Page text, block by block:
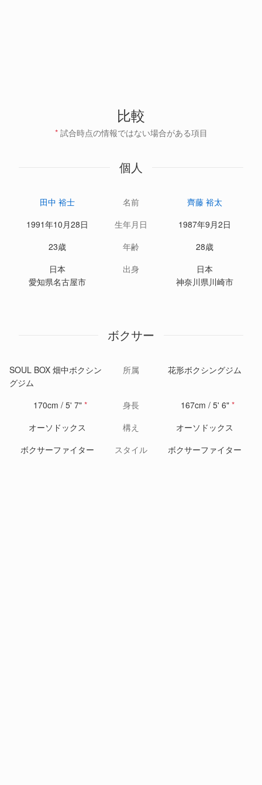
比較
* 試合時点の情報ではない場合がある項目
個人
田中 裕士 名前
齊藤 裕太
1991年10月28日
生年月日
1987年9月2日
23歳
年齢
28歳
日本
愛知県名古屋市
出身
日本
神奈川県川崎市
ボクサー
SOUL BOX 畑中ボクシン
グジム
所属 花形ボクシングジム
170cm / 5' 7" * 身長 167cm / 5' 6" *
オーソドックス
構え
オーソドックス
ボクサーファイター
スタイル ボクサーファイター